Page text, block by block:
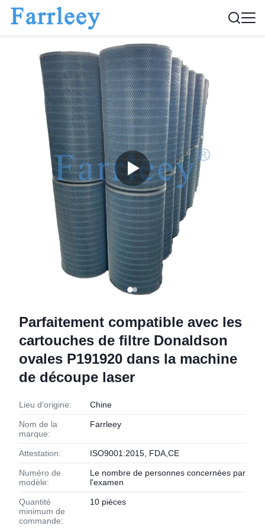
Parfaitement compatible avec les
cartouches de filtre Donaldson
ovales P191920 dans la machine
de découpe laser
Lieu d'origine: Chine
Nom de la
marque:
Farrleey
Attestation: ISO9001:2015, FDA,CE
Numéro de
modèle:
Le nombre de personnes concernées par
l'examen
Quantité
minimum de
commande:
10 pièces